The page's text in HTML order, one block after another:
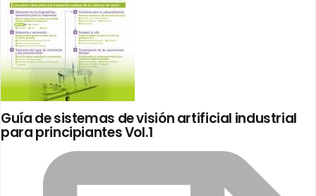
Guía de sistemas de visión artificial industrial
para principiantes Vol.1